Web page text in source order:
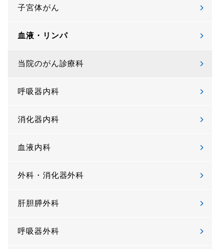
子宮体がん
血液・リンパ
当院のがん診療科
呼吸器内科
消化器内科
血液内科
外科・消化器外科
肝胆膵外科
呼吸器外科